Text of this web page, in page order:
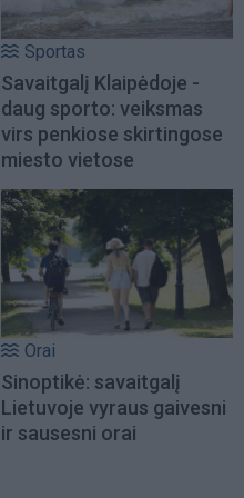
Sportas
Savaitgalį Klaipėdoje -
daug sporto: veiksmas
virs penkiose skirtingose
miesto vietose
Orai
Sinoptikė: savaitgalį
Lietuvoje vyraus gaivesni
ir sausesni orai